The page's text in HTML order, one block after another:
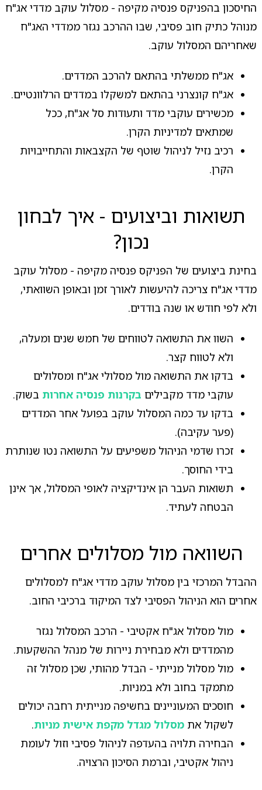
החיסכון בהפניקס פנסיה מקיפה - מסלול עוקב מדדי אג"ח
מנוהל כתיק חוב פסיבי, שבו ההרכב נגזר ממדדי האג"ח
שאחריהם המסלול עוקב.
אג"ח ממשלתי בהתאם להרכב המדדים.
אג"ח קונצרני בהתאם למשקלו במדדים הרלוונטיים.
מכשירים עוקבי מדד ותעודות סל אג"ח, ככל
שמתאים למדיניות הקרן.
רכיב נזיל לניהול שוטף של הקצבאות והתחייבויות
הקרן.
תשואות וביצועים - איך לבחון
נכון?
בחינת ביצועים של הפניקס פנסיה מקיפה - מסלול עוקב
מדדי אג"ח צריכה להיעשות לאורך זמן ובאופן השוואתי,
ולא לפי חודש או שנה בודדים.
השוו את התשואה לטווחים של חמש שנים ומעלה,
ולא לטווח קצר.
בדקו את התשואה מול מסלולי אג"ח ומסלולים
עוקבי מדד מקבילים בקרנות פנסיה אחרות בשוק.
בדקו עד כמה המסלול עוקב בפועל אחר המדדים
(פער עקיבה).
זכרו שדמי הניהול משפיעים על התשואה נטו שנותרת
בידי החוסך.
תשואות העבר הן אינדיקציה לאופי המסלול, אך אינן
הבטחה לעתיד.
השוואה מול מסלולים אחרים
ההבדל המרכזי בין מסלול עוקב מדדי אג"ח למסלולים
אחרים הוא הניהול הפסיבי לצד המיקוד ברכיבי החוב.
מול מסלול אג"ח אקטיבי - הרכב המסלול נגזר
מהמדדים ולא מבחירת ניירות של מנהל ההשקעות.
מול מסלול מנייתי - הבדל מהותי, שכן מסלול זה
מתמקד בחוב ולא במניות.
חוסכים המעוניינים בחשיפה מנייתית רחבה יכולים
לשקול את מסלול מגדל מקפת אישית מניות.
הבחירה תלויה בהעדפה לניהול פסיבי וזול לעומת
ניהול אקטיבי, וברמת הסיכון הרצויה.